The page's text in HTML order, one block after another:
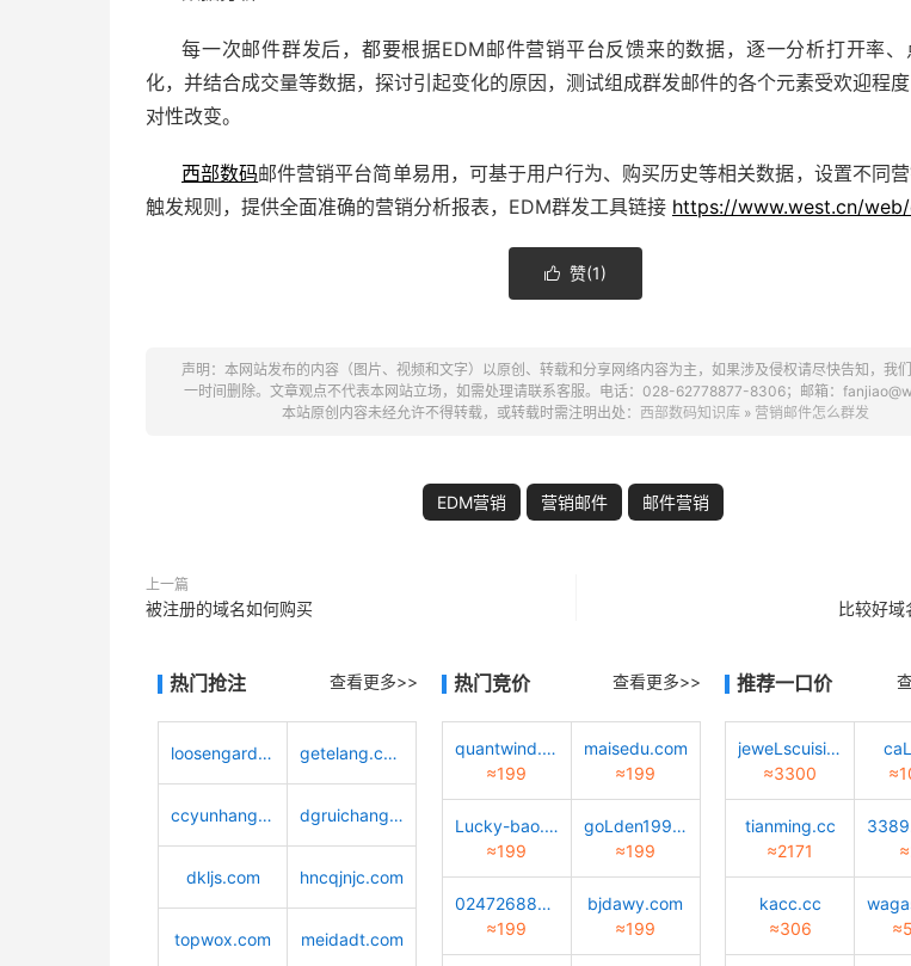
每一次邮件群发后，都要根据EDM邮件营销平台反馈来的数据，逐一分析打开率、
化，并结合成交量等数据，探讨引起变化的原因，测试组成群发邮件的各个元素受欢迎程
对性改变。
西部数码邮件营销平台简单易用，可基于用户行为、购买历史等相关数据，设置不同
触发规则，提供全面准确的营销分析报表，EDM群发工具链接 https://www.west.cn/
 赞(1)
声明：本网站发布的内容（图片、视频和文字）以原创、转载和分享网络内容为主，如果涉及侵权请尽快告知，我
一时间删除。文章观点不代表本网站立场，如需处理请联系客服。电话：028-62778877-8306；邮箱：
本站原创内容未经允许不得转载，或转载时需注明出处： 西部数码知识库 » 营销邮件怎么群发
EDM营销 营销邮件 邮件营销
上一篇
被注册的域名如何购买 比较好域
热门抢注 查看更多>>
loosengarden.com getelang.com
ccyunhang.com dgruichang.com
dkljs.com hncqjnjc.com
topwox.com meidadt.com
热门竞价 查看更多>>
quantwind.com
≈199
maisedu.com
≈199
Lucky-bao.top
≈199
goLden1999.com
≈199
02472688888.com
≈199
bjdawy.com
≈199
推荐一口价
jeweLscuisine.com
≈3300
tianming.cc
≈2171
kacc.cc
≈306